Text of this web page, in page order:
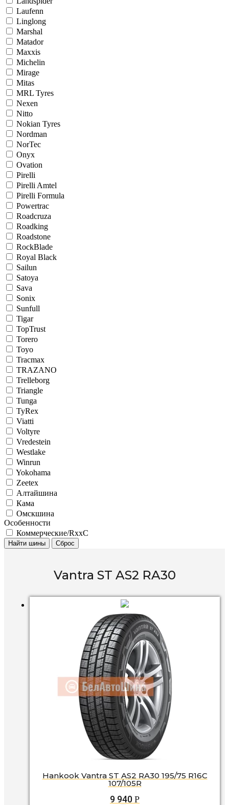
Laufenn
Linglong
Marshal
Matador
Maxxis
Michelin
Mirage
Mitas
MRL Tyres
Nexen
Nitto
Nokian Tyres
Nordman
NorTec
Onyx
Ovation
Pirelli
Pirelli Amtel
Pirelli Formula
Powertrac
Roadcruza
Roadking
Roadstone
RockBlade
Royal Black
Sailun
Satoya
Sava
Sonix
Sunfull
Tigar
TopTrust
Torero
Toyo
Tracmax
TRAZANO
Trelleborg
Triangle
Tunga
TyRex
Viatti
Voltyre
Vredestein
Westlake
Winrun
Yokohama
Zeetex
Алтайшина
Кама
Омскшина
Особенности
Коммерческие/RxxC
Найти шины Сброс
Vantra ST AS2 RA30
Hankook Vantra ST AS2 RA30 195/75 R16C
107/105R
9 940 Р